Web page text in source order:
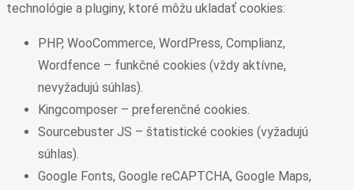
technológie a pluginy, ktoré môžu ukladať cookies:
PHP, WooCommerce, WordPress, Complianz,
Wordfence – funkčné cookies (vždy aktívne,
nevyžadujú súhlas).
Kingcomposer – preferenčné cookies.
Sourcebuster JS – štatistické cookies (vyžadujú
súhlas).
Google Fonts, Google reCAPTCHA, Google Maps,